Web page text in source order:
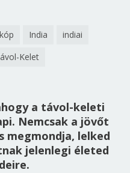
India
indiai
Kelet
a távol-keleti
Nemcsak a jövőt
megmondja, lelked
jelenlegi életed